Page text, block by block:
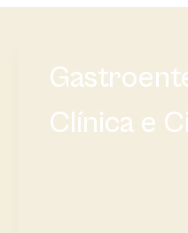
Clínica e